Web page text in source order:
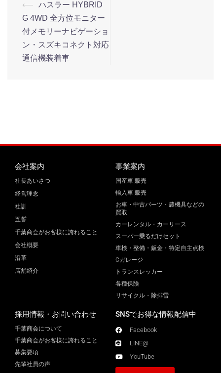
⟵
ハスラー HYBRID
G 4WD 全方位モニター
付メモリーナビゲーショ
ン・スズキコネクト対応
通信機装着車
会社案内
社長あいさつ
経営理念
社訓
五誓
千葉商会がお客様に誇れること
会社概要
沿革
店舗紹介
事業案内
国産車 販売
輸入車 販売
お車・中古パーツ・農機具などの
買取
カーレンタル・カーリース
スーパー乗るだけセット
車検・整備・鈑金・特定自主点検
Cガレージ
トランスレッカー
各種保険
リサイクル・除排雪
採用情報・お問い合わせ
千葉商会について
千葉商会がお客様に誇れること​
募集要項
先輩社員の声
SNSでお得な情報配信中
Facebook
LINE@
YouTube